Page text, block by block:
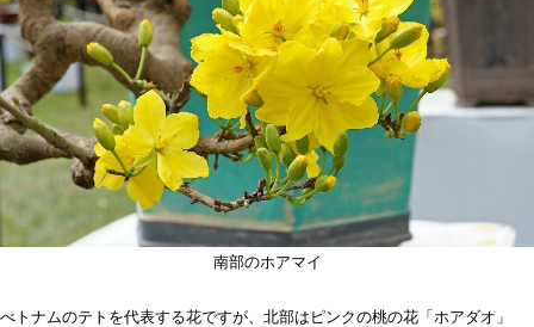
南部のホアマイ
べトナムのテトを代表する花ですが、北部はピンクの桃の花「ホアダオ」